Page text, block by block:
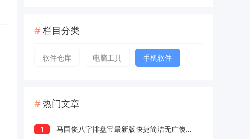
栏目分类
软件仓库 电脑工具 手机软件
热门文章
1 马国俊八字排盘宝最新版快捷简洁无广傻瓜操作